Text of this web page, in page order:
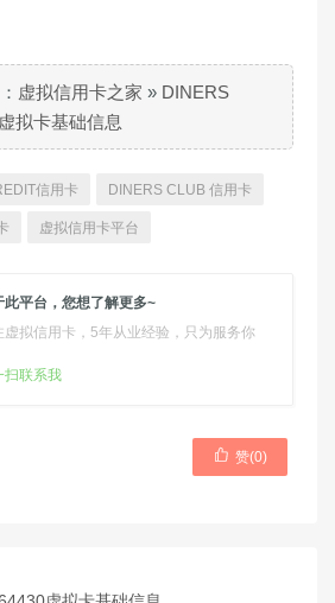
虚拟信用卡之家 » DINERS
拟卡基础信息
信用卡 DINERS CLUB 信用卡
虚拟信用卡平台
此平台，您想了解更多~
虚拟信用卡，5年从业经验，只为服务你
扫联系我
 赞(0)